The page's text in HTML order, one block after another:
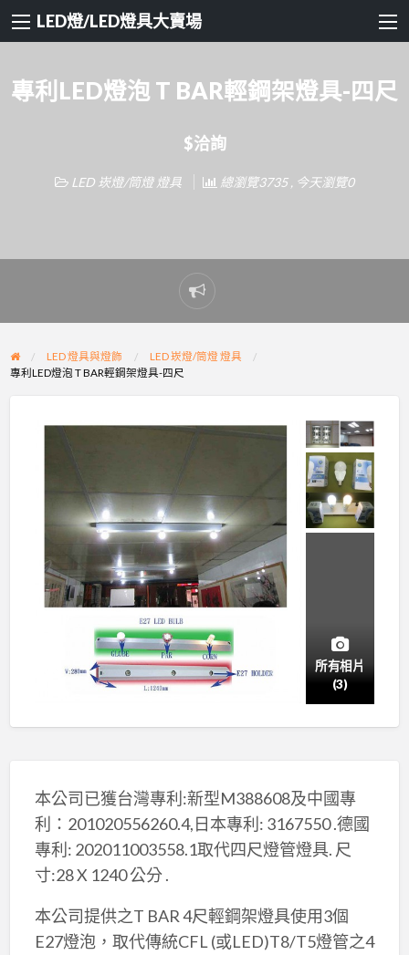
LED燈/LED燈具大賣場
專利LED燈泡 T BAR輕鋼架燈具-四尺
$洽詢
LED 崁燈/筒燈 燈具 總瀏覽3735 , 今天瀏覽0
Report
problem
LED 燈具與燈飾
LED 崁燈/筒燈 燈具
專利LED燈泡 T BAR輕鋼架燈具-四尺
所有相片
(3)
本公司已獲台灣專利:新型M388608及中國專
利：201020556260.4,日本專利: 3167550 .德國
專利: 202011003558.1取代四尺燈管燈具. 尺
寸:28 X 1240 公分 .
本公司提供之T BAR 4尺輕鋼架燈具使用3個
E27燈泡，取代傳統CFL (或LED)T8/T5燈管之4